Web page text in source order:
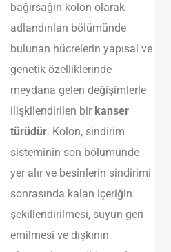
bağırsağın kolon olarak
adlandırılan bölümünde
bulunan hücrelerin yapısal ve
genetik özelliklerinde
meydana gelen değişimlerle
ilişkilendirilen bir kanser
türüdür. Kolon, sindirim
sisteminin son bölümünde
yer alır ve besinlerin sindirimi
sonrasında kalan içeriğin
şekillendirilmesi, suyun geri
emilmesi ve dışkının